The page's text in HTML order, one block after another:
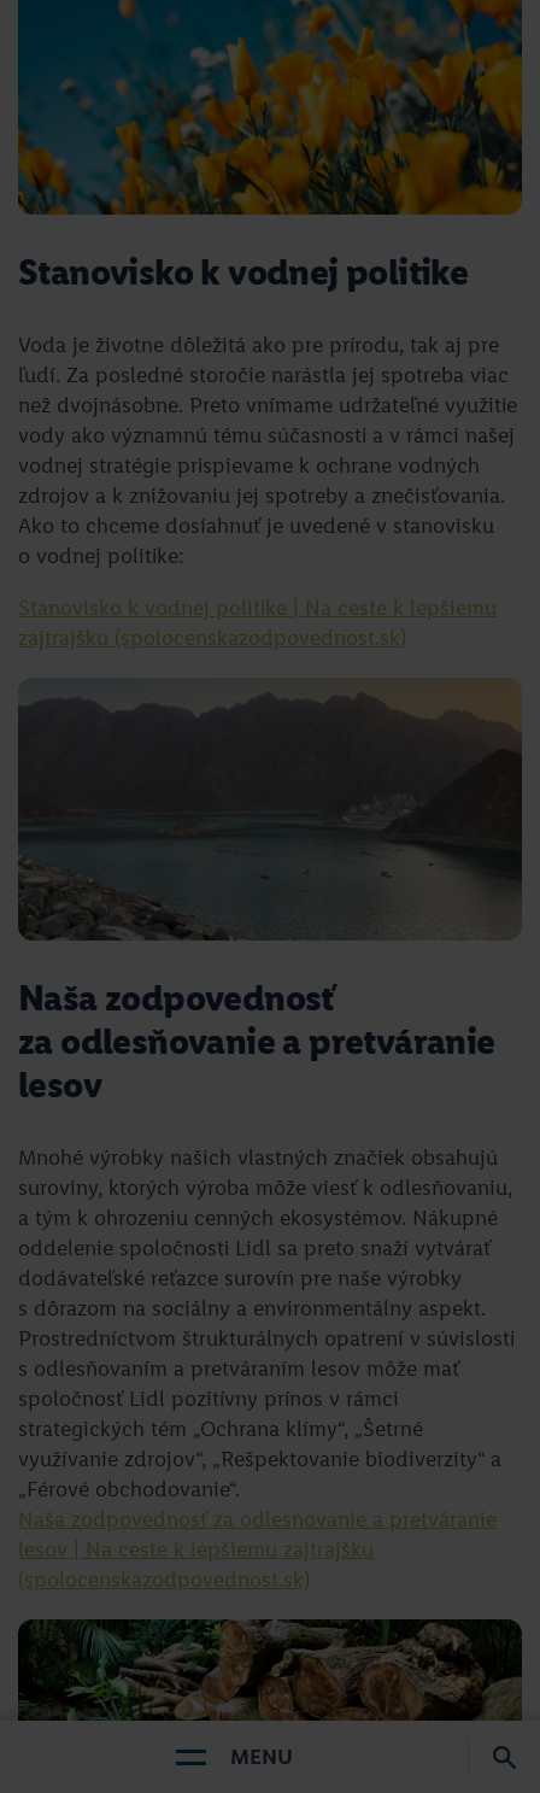
MENU
Stanovisko k vodnej politike
Voda je životne dôležitá ako pre prírodu, tak aj pre
ľudí. Za posledné storočie narástla jej spotreba viac
než dvojnásobne. Preto vnímame udržateľné využitie
vody ako významnú tému súčasnosti a v rámci našej
vodnej stratégie prispievame k ochrane vodných
zdrojov a k znižovaniu jej spotreby a znečisťovania.
Ako to chceme dosiahnuť je uvedené v stanovisku
o vodnej politike:
Stanovisko k vodnej politike | Na ceste k lepšiemu
zajtrajšku (spolocenskazodpovednost.sk)
Naša zodpovednosť
za odlesňovanie a pretváranie
lesov
Mnohé výrobky našich vlastných značiek obsahujú
suroviny, ktorých výroba môže viesť k odlesňovaniu,
a tým k ohrozeniu cenných ekosystémov. Nákupné
oddelenie spoločnosti Lidl sa preto snaží vytvárať
dodávateľské reťazce surovín pre naše výrobky
s dôrazom na sociálny a environmentálny aspekt.
Prostredníctvom štrukturálnych opatrení v súvislosti
s odlesňovaním a pretváraním lesov môže mať
spoločnosť Lidl pozitívny prínos v rámci
strategických tém „Ochrana klímy“, „Šetrné
využívanie zdrojov“, „Rešpektovanie biodiverzity“ a
„Férové obchodovanie“.
Naša zodpovednosť za odlesňovanie a pretváranie
lesov | Na ceste k lepšiemu zajtrajšku
(spolocenskazodpovednost.sk)